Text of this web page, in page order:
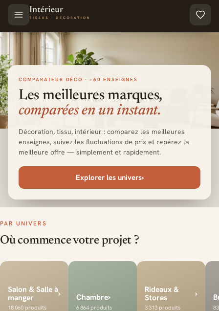
Aller au contenu principal
COMPARATEUR DÉCO · +60 ENSEIGNES
Les meilleures marques,
comparées en un instant.
Décoration, tissu, intérieur : comparez les meilleures
enseignes, suivez les fluctuations de prix et repérez la
meilleure offre — simplement et rapidement.
Explorer les univers›
PAR UNIVERS
Où commence votre projet ?
Salon & Salle à
manger
›
18 060 produits
Chambre›
6 864 produits
Rideaux &
Stores
›
3 313 produits